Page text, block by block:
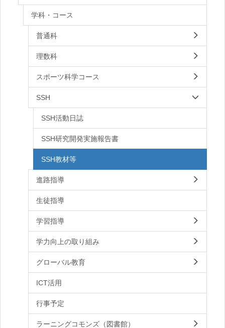
学科・コース
普通科
理数科
スポーツ科学コース
SSH
SSH活動日誌
SSH研究開発実施報告書
SSH教材等
進路指導
生徒指導
学習指導
学力向上の取り組み
グローバル教育
ICT活用
行事予定
ラーニングコモンズ（図書館）